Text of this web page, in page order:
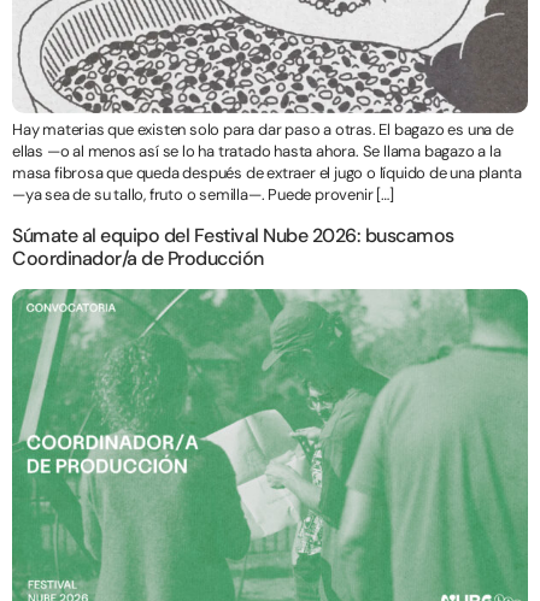
Hay materias que existen solo para dar paso a otras. El bagazo es una de
ellas —o al menos así se lo ha tratado hasta ahora. Se llama bagazo a la
masa fibrosa que queda después de extraer el jugo o líquido de una planta
—ya sea de su tallo, fruto o semilla—. Puede provenir […]
Súmate al equipo del Festival Nube 2026: buscamos
Coordinador/a de Producción